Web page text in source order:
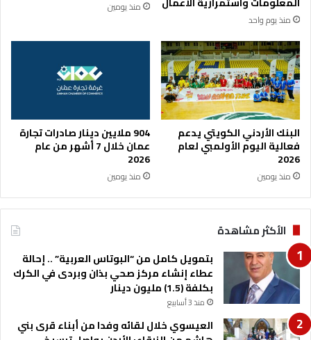
ة
و
م
ر
ك
ز
ا
ت
عُ
ن
ى
ب
ع
ا
ي
ة
أ
ي
ت
ا
م
و
ي
خ
م
ك
ا
ن
ة
ا
ل
أ
ر
د
ت
ب
ع
م
ن
ق
ر
ا
ء
منذ يوم واحد
منذ يومين
البنك الأردني الكويتي يدعم
فعالية اليوم الأولمبي لعام
2026
منذ يومين
904 ملايين دينار صادرات تجارة
عمان خلال 7 أشهر من عام
2026
منذ يومين
الأكثر مشاهدة
بتمويل كامل من “البوتاس العربية” .. إحالة
عطاء إنشاء مركز صحي بذان وبردى في الكرك
بكلفة (1.5) مليون دينار
منذ 3 أسابيع
العيسوي خلال لقائه وفدا من أبناء قرى بني